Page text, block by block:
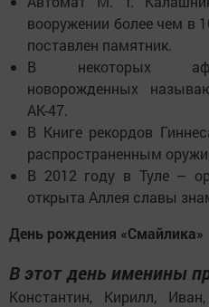
вооружении более чем в
поставлен памятник.
В некоторых
новорожденных
АК-47.
В Книге рекордов
распространенным
В 2012 году в Туле –
открыта Аллея славы
День рождения «Смайлика»
В этот день именины
Константин, Кирилл,